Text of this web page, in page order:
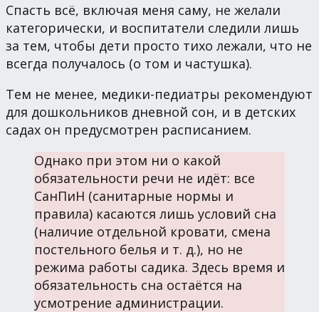
Спасть всё, включая меня саму, не желали
категорически, и воспитатели следили лишь
за тем, чтобы дети просто тихо лежали, что не
всегда получалось (о том и частушка).
Тем не менее, медики-педиатры рекомендуют
для дошкольников дневной сон, и в детских
садах он предусмотрен расписанием.
Однако при этом ни о какой
обязательности речи не идёт: все
СанПиН (санитарные нормы и
правила) касаются лишь условий сна
(наличие отдельной кровати, смена
постельного белья и т. д.), но не
режима работы садика. Здесь время и
обязательность сна остаётся на
усмотрение администрации.